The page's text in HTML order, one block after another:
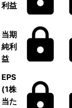
利益
当期
純利
益
EPS
(1株
当た